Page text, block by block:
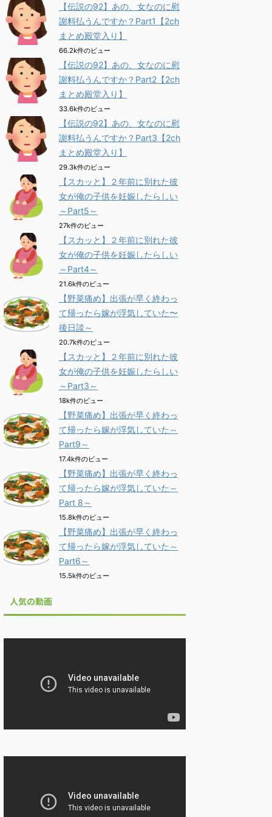
【伝説の92】あの、女なのに慰
謝料払うんですか？Part1【2ch
まとめ殿堂入り】
66.2k件のビュー
【伝説の92】あの、女なのに慰
謝料払うんですか？Part2【2ch
まとめ殿堂入り】
33.6k件のビュー
【伝説の92】あの、女なのに慰
謝料払うんですか？Part3【2ch
まとめ殿堂入り】
29.3k件のビュー
【スカッと】２年前に別れた彼
女が俺の子供を妊娠したらしい
～Part5～
27k件のビュー
【スカッと】２年前に別れた彼
女が俺の子供を妊娠したらしい
～Part4～
21.6k件のビュー
【野菜痛め】出張が早く終わっ
て帰ったら嫁が浮気していた〜
後日談～
20.7k件のビュー
【スカッと】２年前に別れた彼
女が俺の子供を妊娠したらしい
～Part3～
18k件のビュー
【野菜痛め】出張が早く終わっ
て帰ったら嫁が浮気していた～
Part9～
17.4k件のビュー
【野菜痛め】出張が早く終わっ
て帰ったら嫁が浮気していた～
Part 8～
15.8k件のビュー
【野菜痛め】出張が早く終わっ
て帰ったら嫁が浮気していた～
Part6～
15.5k件のビュー
人気の動画